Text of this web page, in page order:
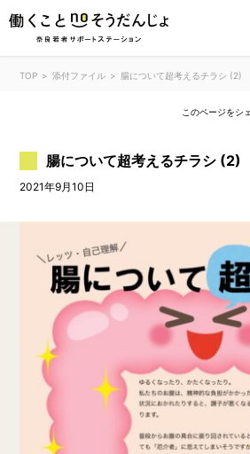
TOP 添付ファイル 腸について超考えるチラシ (2)
このページをシ
腸について超考えるチラシ (2)
2021年9月10日